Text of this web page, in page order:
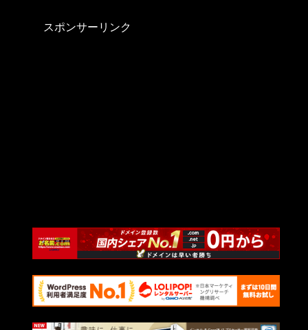
スポンサーリンク